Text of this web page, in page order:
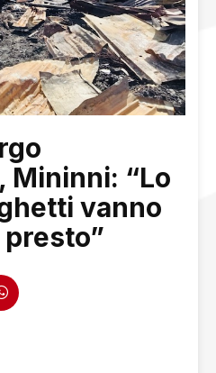
Mininni: “Lo
vanno